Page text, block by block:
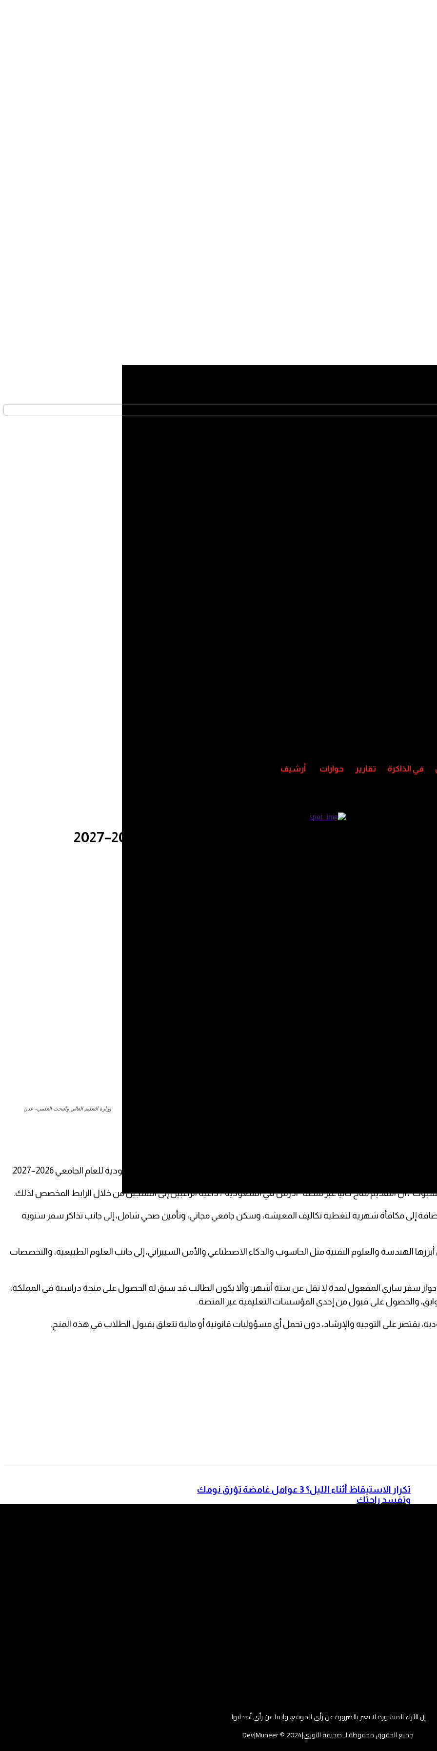
في الذاكرة تقارير حوارات أرشيف
وزارة التعليم العالي والبحث العلمي- عدن
عن فتح باب التسجيل أمام الطلاب اليمنيين للتنافس على منح دراسية في الجامعات السعودية للعام الجامعي 2026–2027.
أن التقديم متاح حالياً عبر منصة “ادرس في السعودية”، داعيةً الراغبين إلى التسجيل من خلال الرابط المخصص لذلك.
إلى مكافأة شهرية لتغطية تكاليف المعيشة، وسكن جامعي مجاني، وتأمين صحي شامل، إلى جانب تذاكر سفر سنوية
الهندسة والعلوم التقنية مثل الحاسوب والذكاء الاصطناعي والأمن السيبراني، إلى جانب العلوم الطبيعية، والتخصصات
جواز سفر ساري المفعول لمدة لا تقل عن ستة أشهر، وألا يكون الطالب قد سبق له الحصول على منحة دراسية في المملكة،
والحصول على قبول من إحدى المؤسسات التعليمية عبر المنصة.
يقتصر على التوجيه والإرشاد، دون تحمل أي مسؤوليات قانونية أو مالية تتعلق بقبول الطلاب في هذه المنح.
تكرار الاستيقاظ أثناء الليل؟ 3 عوامل غامضة تؤرق نومك
وتفسد راحتك
إن الآراء المنشورة لا تعبر بالضرورة عن رأي الموقع، وإنما عن رأي أصحابها.
جميع الحقوق محفوظة لـ صحيفة الثوري|2024 © Dev|Muneer